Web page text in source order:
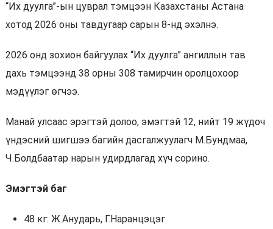
“Их дуулга”-ын цуврал тэмцээн Казахстаны Астана
хотод 2026 оны тавдугаар сарын 8-нд эхэлнэ.
2026 онд зохион байгуулах “Их дуулга” ангиллын тав
дахь тэмцээнд 38 орны 308 тамирчин оролцохоор
мэдүүлэг өгчээ.
Манай улсаас эрэгтэй долоо, эмэгтэй 12, нийт 19 жүдоч
үндэсний шигшээ багийн дасгалжуулагч М.Бундмаа,
Ч.Болдбаатар нарын удирдлагад хүч сорино.
Эмэгтэй баг
48 кг: Ж.Анударь, Г.Наранцэцэг